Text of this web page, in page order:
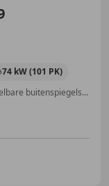
74 kW (101 PK)
Alarm, Radio, Airbag passagier, Elektrisch verstelbare buitenspiegels, Bandenspanningscontrole, Elektrische ramen, ABS